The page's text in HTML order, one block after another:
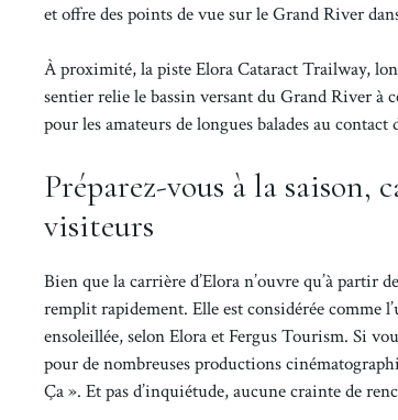
et offre des points de vue sur le Grand River
À proximité, la piste Elora Cataract Trailway,
sentier relie le bassin versant du Grand River
pour les amateurs de longues balades au contact
Préparez-vous à la
visiteurs
Bien que la carrière d’Elora n’ouvre qu’à
remplit rapidement. Elle est considérée comme
ensoleillée, selon Elora et Fergus Tourism. Si
pour de nombreuses productions
Ça ». Et pas d’inquiétude, aucune crainte de